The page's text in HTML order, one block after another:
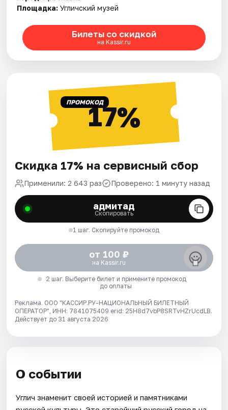
Площадка: Угличский музей
Билеты со скидкой
на Kassir.ru
ПРОМОКОД17%
Скидка 17% на сервисный сбор
Применили: 2 643 раз Проверено: 1 минуту назад
адмитад
Скопировать
1 шаг. Скопируйте промокод
от 100 ₽
на Kassir.ru
2 шаг. Выберите билет и примените промокод
до оплаты
Реклама. ООО "КАССИР.РУ-НАЦИОНАЛЬНЫЙ БИЛЕТНЫЙ
ОПЕРАТОР", ИНН: 7841075409 erid: 25H8d7vbP8SRTvHZrUcdLB.
Действует до 31 августа 2026
О событии
Углич знаменит своей историей и памятниками